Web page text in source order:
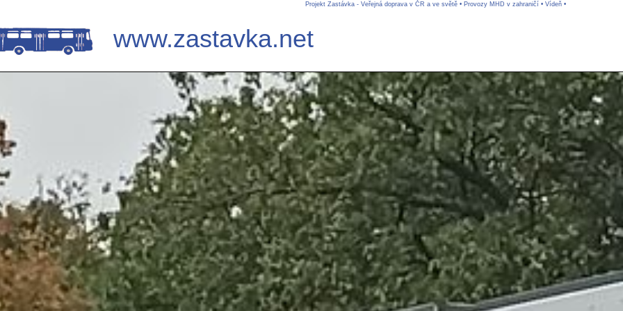
Projekt Zastávka - Veřejná doprava v ČR a ve světě• Provozy MHD v zahraničí • Vídeň•
www.zastavka.net